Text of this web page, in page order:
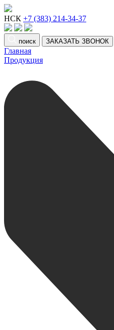
НСК +7 (383) 214-34-37
поиск ЗАКАЗАТЬ ЗВОНОК
Главная
Продукция